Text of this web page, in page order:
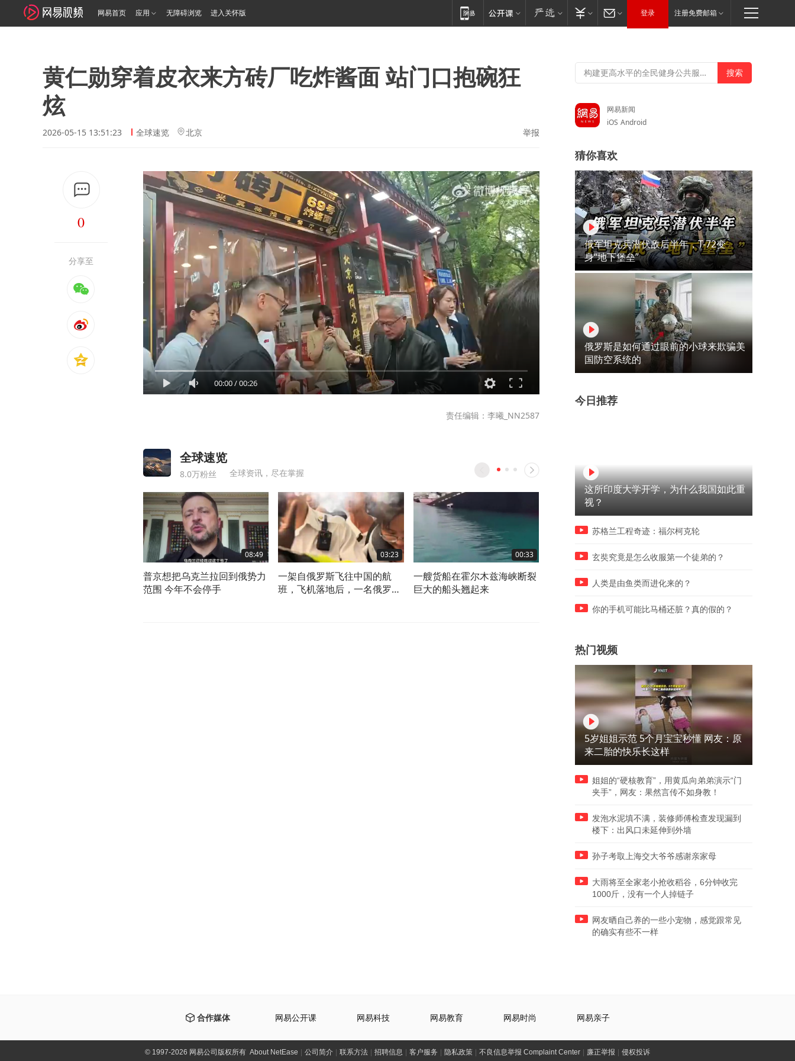
网易首页 应用 无障碍浏览 进入关怀版 登录 注册免费邮箱
黄仁勋穿着皮衣来方砖厂吃炸酱面 站门口抱碗狂
炫
2026-05-15 13:51:23 全球速览 北京 举报
0
分享至
00:00/00:26
责任编辑：李曦_NN2587
全球速览
8.0万粉丝 全球资讯，尽在掌握
08:49
普京想把乌克兰拉回到俄势力
范围 今年不会停手
03:23
一架自俄罗斯飞往中国的航
班，飞机落地后，一名俄罗斯
00:33
一艘货船在霍尔木兹海峡断裂
巨大的船头翘起来
00:14
哈梅内伊的三个儿子现身葬礼
现场悼念 穆杰塔巴没露面
到中国女友，而且一直花女
的钱
网易新闻
iOS Android
猜你喜欢
俄军坦克兵潜伏敌后半年，T-72变
身“地下堡垒”
俄罗斯是如何通过眼前的小球来欺骗美
国防空系统的
今日推荐
这所印度大学开学，为什么我国如此重
视？
苏格兰工程奇迹：福尔柯克轮
玄奘究竟是怎么收服第一个徒弟的？
人类是由鱼类而进化来的？
你的手机可能比马桶还脏？真的假的？
热门视频
5岁姐姐示范 5个月宝宝秒懂 网友：原
来二胎的快乐长这样
姐姐的“硬核教育”，用黄瓜向弟弟演示“门
夹手”，网友：果然言传不如身教！
发泡水泥填不满，装修师傅检查发现漏到
楼下：出风口未延伸到外墙
孙子考取上海交大爷爷感谢亲家母
大雨将至全家老小抢收稻谷，6分钟收完
1000斤，没有一个人掉链子
网友晒自己养的一些小宠物，感觉跟常见
的确实有些不一样
合作媒体 网易公开课 网易科技 网易教育 网易时尚 网易亲子
©1997-2026 网易公司版权所有 About NetEase 公司简介 联系方法 招聘信息 客户服务 隐私政策 不良信息举报 Complaint Center 廉正举报 侵权投诉